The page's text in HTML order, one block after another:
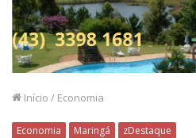
Início / Economia
Economia Maringá zDestaque